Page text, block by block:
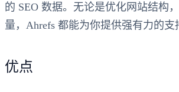
的 SEO 数据。无论是优化网站结构
量，Ahrefs 都能为你提供强有力的支
优点